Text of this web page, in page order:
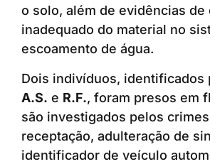
o solo, além de evidências de
inadequado do material no
escoamento de água.
Dois indivíduos, identificados
A.S. e R.F., foram presos em
são investigados pelos
receptação, adulteração de
identificador de veículo